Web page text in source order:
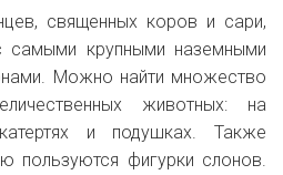
священных коров и сари,
самыми крупными наземными
Можно найти множество
животных: на
и подушках. Также
пользуются фигурки слонов.